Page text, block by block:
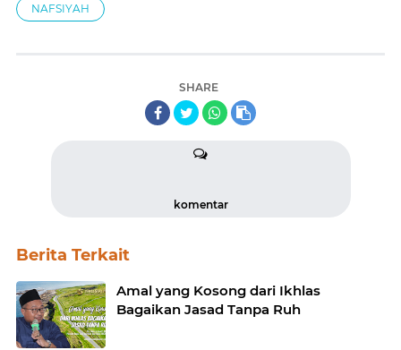
NAFSIYAH
SHARE
komentar
Berita Terkait
Amal yang Kosong dari Ikhlas
Bagaikan Jasad Tanpa Ruh